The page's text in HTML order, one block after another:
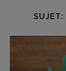
SUJET: